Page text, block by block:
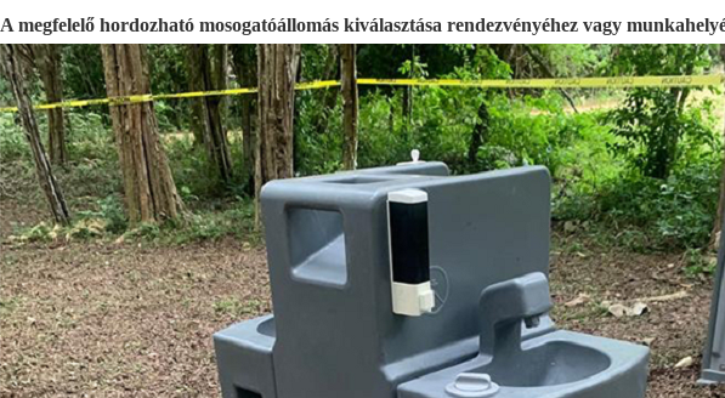
A megfelelő hordozható mosogatóállomás kiválasztása rendezvényéhez vagy